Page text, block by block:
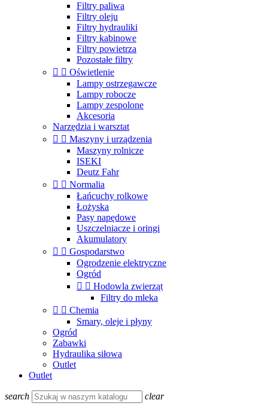
Filtry paliwa
Filtry oleju
Filtry hydrauliki
Filtry kabinowe
Filtry powietrza
Pozostałe filtry
  Oświetlenie
Lampy ostrzegawcze
Lampy robocze
Lampy zespolone
Akcesoria
Narzędzia i warsztat
  Maszyny i urządzenia
Maszyny rolnicze
ISEKI
Deutz Fahr
  Normalia
Łańcuchy rolkowe
Łożyska
Pasy napędowe
Uszczelniacze i oringi
Akumulatory
  Gospodarstwo
Ogrodzenie elektryczne
Ogród
  Hodowla zwierząt
Filtry do mleka
  Chemia
Smary, oleje i płyny
Ogród
Zabawki
Hydraulika siłowa
Outlet
Outlet
search clear